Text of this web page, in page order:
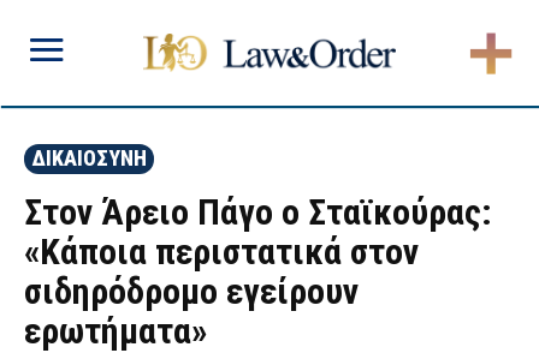
ΔΙΚΑΙΟΣΥΝΗ
Στον Άρειο Πάγο ο Σταϊκούρας:
«Κάποια περιστατικά στον
σιδηρόδρομο εγείρουν
ερωτήματα»